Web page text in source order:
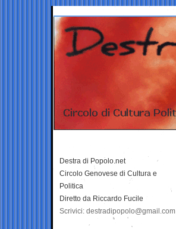
Destra di Popolo.net
Circolo Genovese di Cultura e
Politica
Diretto da Riccardo Fucile
Scrivici: destradipopolo@gmail.com